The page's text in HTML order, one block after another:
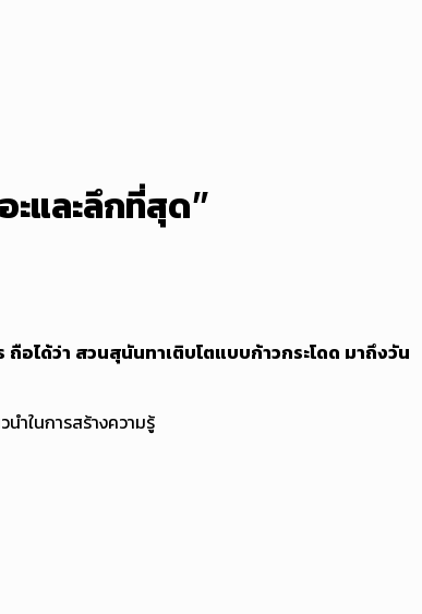
และลึกที่สุด”
อได้ว่า สวนสุนันทาเติบโตแบบก้าวกระโดด มาถึงวัน
ำในการสร้างความรู้